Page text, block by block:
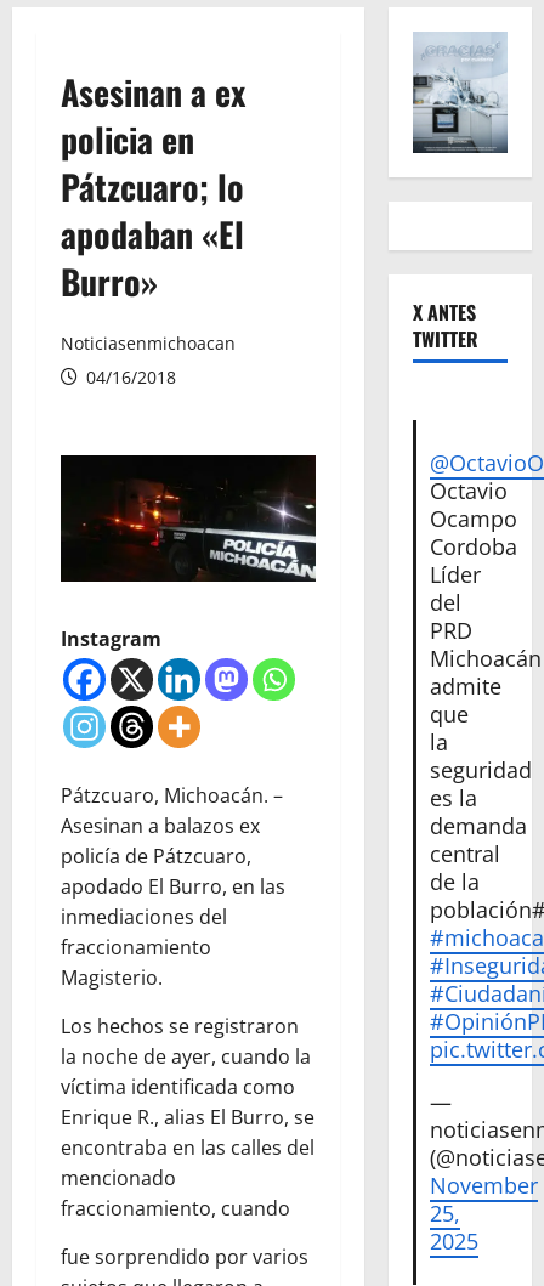
Asesinan a ex
policia en
Pátzcuaro; lo
apodaban «El
Burro»
Noticiasenmichoacan
04/16/2018
Instagram
Pátzcuaro, Michoacán. –
Asesinan a balazos ex
policía de Pátzcuaro,
apodado El Burro, en las
inmediaciones del
fraccionamiento
Magisterio.
Los hechos se registraron
la noche de ayer, cuando la
víctima identificada como
Enrique R., alias El Burro, se
encontraba en las calles del
mencionado
fraccionamiento, cuando
fue sorprendido por varios
X ANTES
TWITTER
Octavio
Ocampo
Cordoba
Líder
del
PRD
Michoacán
admite
que
la
seguridad
es la
demanda
central
de la
—
November
25,
2025